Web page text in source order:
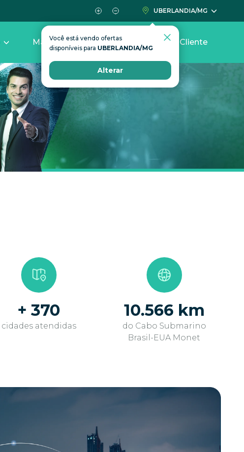
UBERLANDIA/MG
Você está vendo ofertas
disponíveis para UBERLANDIA/MG
Alterar
Mais Área do Cliente
+ 370
cidades atendidas
10.566 km
do Cabo Submarino
Brasil-EUA Monet